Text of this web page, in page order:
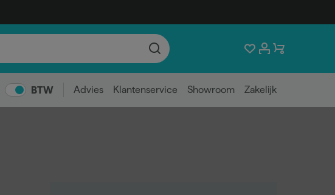
BTW Advies Klantenservice Showroom Zakelijk